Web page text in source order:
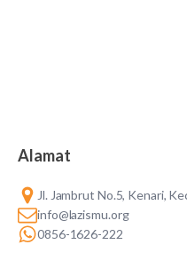
Alamat
Jl. Jambrut No.5, Kenari,
info@lazismu.org
0856-1626-222